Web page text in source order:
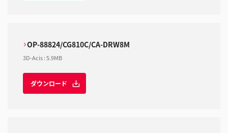
OP-88824/CG810C/CA-DRW8M
3D-Acis:5.9MB
ダウンロード